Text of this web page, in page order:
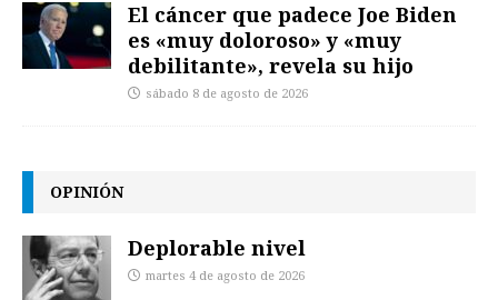
El cáncer que padece Joe Biden
es «muy doloroso» y «muy
debilitante», revela su hijo
sábado 8 de agosto de 2026
OPINIÓN
Deplorable nivel
martes 4 de agosto de 2026